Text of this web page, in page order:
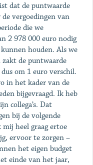
dat de puntwaarde
vergoedingen van
die we
2 978 000 euro nodig
houden. Als we
de puntwaarde
om 1 euro verschil.
in het kader van de
bijgevraagd. Ik heb
collega’s. Dat
bij de volgende
heel graag ertoe
ervoor te zorgen –
het eigen budget
einde van het jaar,